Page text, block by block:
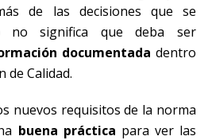
de las decisiones que se
no significa que deba ser
documentada dentro
de Calidad.
nuevos requisitos de la norma
buena práctica para ver las